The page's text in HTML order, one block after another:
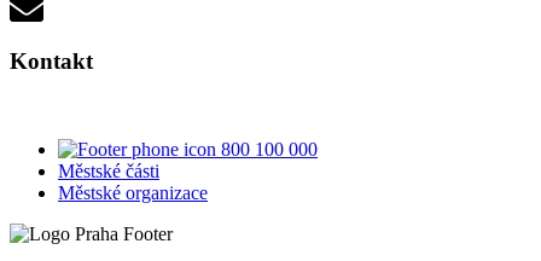
Kontakt
800 100 000
Městské části
Městské organizace